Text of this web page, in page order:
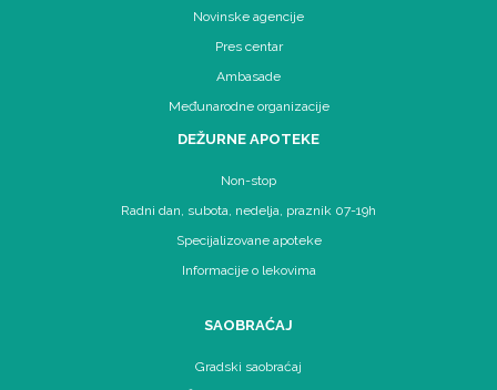
Novinske agencije
Pres centar
Ambasade
Međunarodne organizacije
DEŽURNE APOTEKE
Non-stop
Radni dan, subota, nedelja, praznik 07-19h
Specijalizovane apoteke
Informacije o lekovima
SAOBRAĆAJ
Gradski saobraćaj